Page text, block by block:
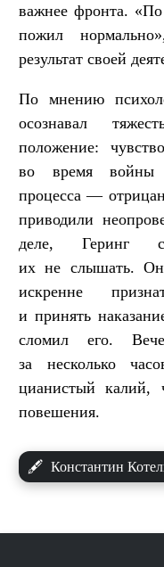
важнее фронта.
пожил
результат своей
По мнению
осознавал
положение:
во время войны
процесса —
приводили
деле, Геринг
их не слышать.
искренне
и принять
сломил его.
за несколько
цианистый калий,
повешения.
🖋 Константин